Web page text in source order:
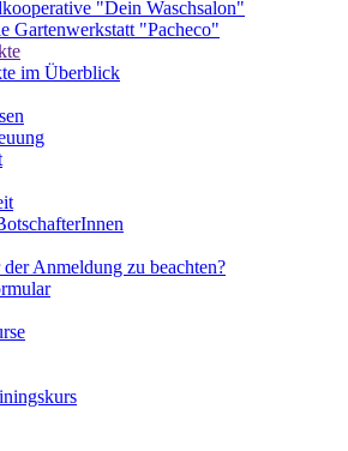
"Dein Waschsalon"
Gartenwerkstatt "Pacheco"
im Überblick
Anmeldung zu beachten?